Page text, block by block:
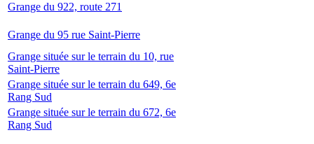
Grange du 922, route 271
Grange du 95 rue Saint-Pierre
Grange située sur le terrain du 10, rue
Saint-Pierre
Grange située sur le terrain du 649, 6e
Rang Sud
Grange située sur le terrain du 672, 6e
Rang Sud